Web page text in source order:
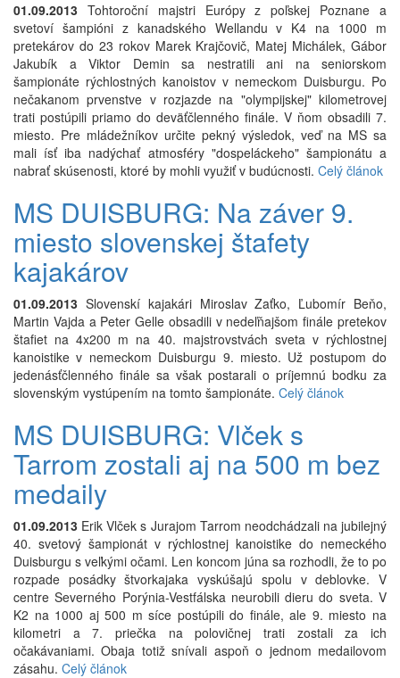
01.09.2013 Tohtoroční majstri Európy z poľskej Poznane a
svetoví šampióni z kanadského Wellandu v K4 na 1000 m
pretekárov do 23 rokov Marek Krajčovič, Matej Michálek, Gábor
Jakubík a Viktor Demin sa nestratili ani na seniorskom
šampionáte rýchlostných kanoistov v nemeckom Duisburgu. Po
nečakanom prvenstve v rozjazde na "olympijskej" kilometrovej
trati postúpili priamo do deväťčlenného finále. V ňom obsadili 7.
miesto. Pre mládežníkov určite pekný výsledok, veď na MS sa
mali ísť iba nadýchať atmosféry "dospeláckeho" šampionátu a
nabrať skúsenosti, ktoré by mohli využiť v budúcnosti. Celý článok
MS DUISBURG: Na záver 9.
miesto slovenskej štafety
kajakárov
01.09.2013 Slovenskí kajakári Miroslav Zaťko, Ľubomír Beňo,
Martin Vajda a Peter Gelle obsadili v nedeľňajšom finále pretekov
štafiet na 4x200 m na 40. majstrovstvách sveta v rýchlostnej
kanoistike v nemeckom Duisburgu 9. miesto. Už postupom do
jedenásťčlenného finále sa však postarali o príjemnú bodku za
slovenským vystúpením na tomto šampionáte. Celý článok
MS DUISBURG: Vlček s
Tarrom zostali aj na 500 m bez
medaily
01.09.2013 Erik Vlček s Jurajom Tarrom neodchádzali na jubilejný
40. svetový šampionát v rýchlostnej kanoistike do nemeckého
Duisburgu s veľkými očami. Len koncom júna sa rozhodli, že to po
rozpade posádky štvorkajaka vyskúšajú spolu v deblovke. V
centre Severného Porýnia-Vestfálska neurobili dieru do sveta. V
K2 na 1000 aj 500 m síce postúpili do finále, ale 9. miesto na
kilometri a 7. priečka na polovičnej trati zostali za ich
očakávaniami. Obaja totiž snívali aspoň o jednom medailovom
zásahu. Celý článok